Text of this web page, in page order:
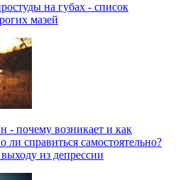
на губах - список
мазей
- почему возникает и как
ли справиться самостоятельно?
из депрессии